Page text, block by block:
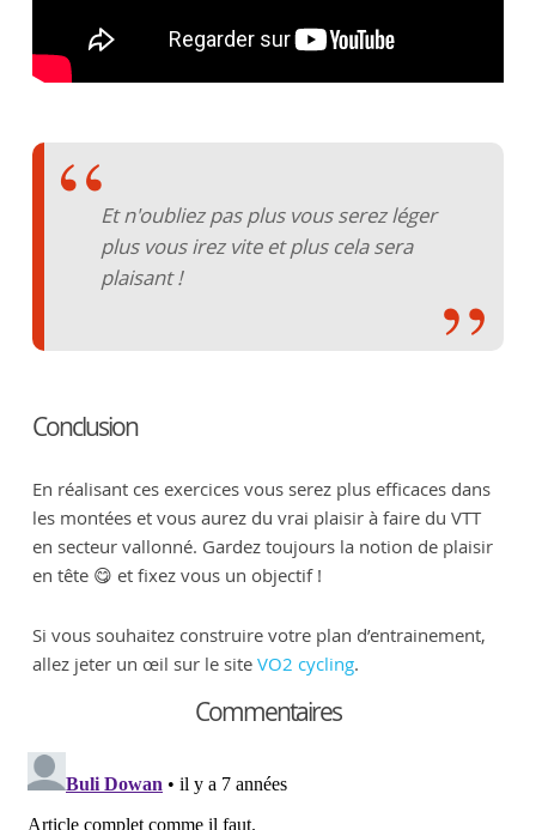
Et n'oubliez pas plus vous serez léger
plus vous irez vite et plus cela sera
plaisant !
Conclusion
En réalisant ces exercices vous serez plus efficaces dans
les montées et vous aurez du vrai plaisir à faire du VTT
en secteur vallonné. Gardez toujours la notion de plaisir
en tête 😋 et fixez vous un objectif !
Si vous souhaitez construire votre plan d’entrainement,
allez jeter un œil sur le site VO2 cycling.
Commentaires